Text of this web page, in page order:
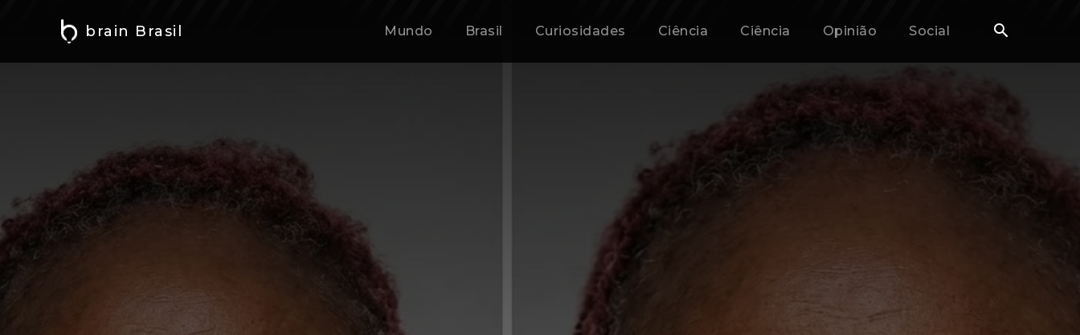
brain Brasil Mundo Brasil Curiosidades Ciência Ciência Opinião Social